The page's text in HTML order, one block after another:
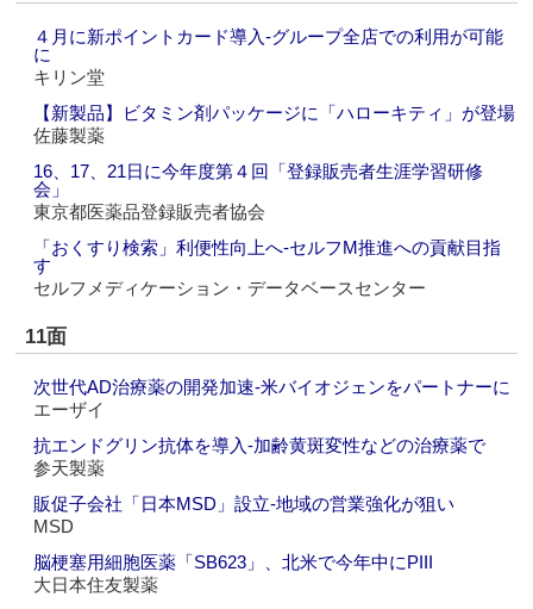
４月に新ポイントカード導入‐グループ全店での利用が可能
に
キリン堂
【新製品】ビタミン剤パッケージに「ハローキティ」が登場
佐藤製薬
16、17、21日に今年度第４回「登録販売者生涯学習研修
会」
東京都医薬品登録販売者協会
「おくすり検索」利便性向上へ‐セルフM推進への貢献目指
す
セルフメディケーション・データベースセンター
11面
次世代AD治療薬の開発加速‐米バイオジェンをパートナーに
エーザイ
抗エンドグリン抗体を導入‐加齢黄斑変性などの治療薬で
参天製薬
販促子会社「日本MSD」設立‐地域の営業強化が狙い
MSD
脳梗塞用細胞医薬「SB623」、北米で今年中にPIII
大日本住友製薬